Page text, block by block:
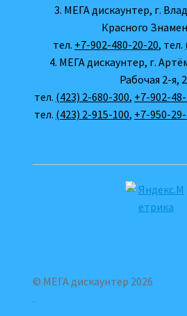
3. МЕГА дискаунтер, г.
Красного
тел. +7-902-480-20-20, тел.
4. МЕГА дискаунтер, г.
Рабочая 2-я,
тел. (423) 2-680-300, +7-902-
тел. (423) 2-915-100, +7-950-
© МЕГА дискаунтер 2026
.